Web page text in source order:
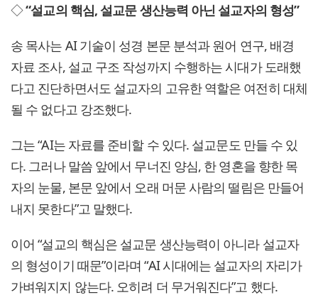
◇“설교의 핵심, 설교문 생산능력 아닌 설교자의 형성”
송 목사는 AI 기술이 성경 본문 분석과 원어 연구, 배경
자료 조사, 설교 구조 작성까지 수행하는 시대가 도래했
다고 진단하면서도 설교자의 고유한 역할은 여전히 대체
될 수 없다고 강조했다.
그는 “AI는 자료를 준비할 수 있다. 설교문도 만들 수 있
다. 그러나 말씀 앞에서 무너진 양심, 한 영혼을 향한 목
자의 눈물, 본문 앞에서 오래 머문 사람의 떨림은 만들어
내지 못한다”고 말했다.
이어 “설교의 핵심은 설교문 생산능력이 아니라 설교자
의 형성이기 때문”이라며 “AI 시대에는 설교자의 자리가
가벼워지지 않는다. 오히려 더 무거워진다”고 했다.